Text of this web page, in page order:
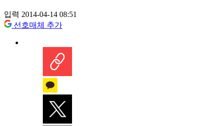
입력 2014-04-14 08:51
선호매체 추가